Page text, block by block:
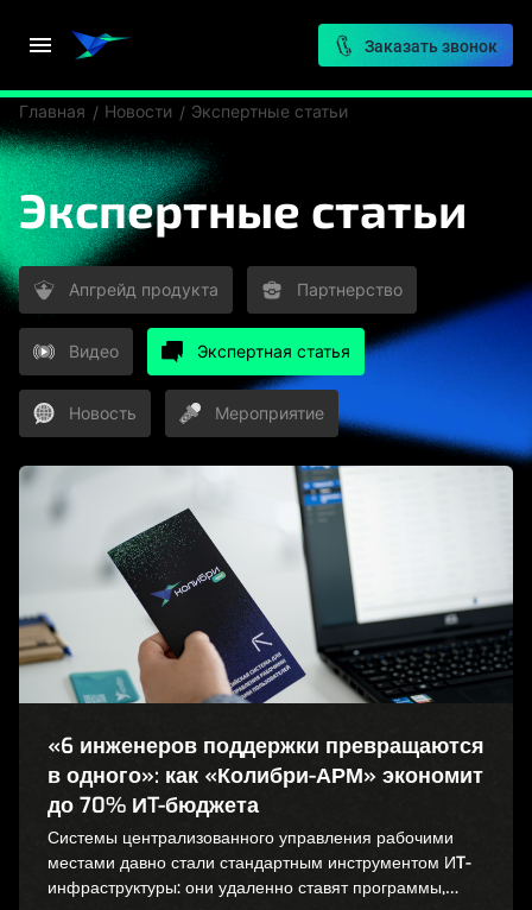
Заказать звонок
Главная Новости Экспертные статьи
Экспертные статьи
Апгрейд продукта Партнерство
Видео Экспертная статья
Новость Мероприятие
«6 инженеров поддержки превращаются
в одного»: как «Колибри-АРМ» экономит
до 70% ИT-бюджета
Системы централизованного управления рабочими
местами давно стали стандартным инструментом ИT-
инфраструктуры: они удаленно ставят программы,